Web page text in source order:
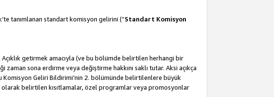
tanımlanan standart komisyon gelirini (“Standart Komisyon
Açıklık getirmek amacıyla (ve bu bölümde belirtilen herhangi bir
sona erdirme veya değiştirme hakkını saklı tutar. Aksi açıkça
Geliri Bildirimi’nin 2. bölümünde belirtilenlere büyük
olarak belirtilen kısıtlamalar, özel programlar veya promosyonlar